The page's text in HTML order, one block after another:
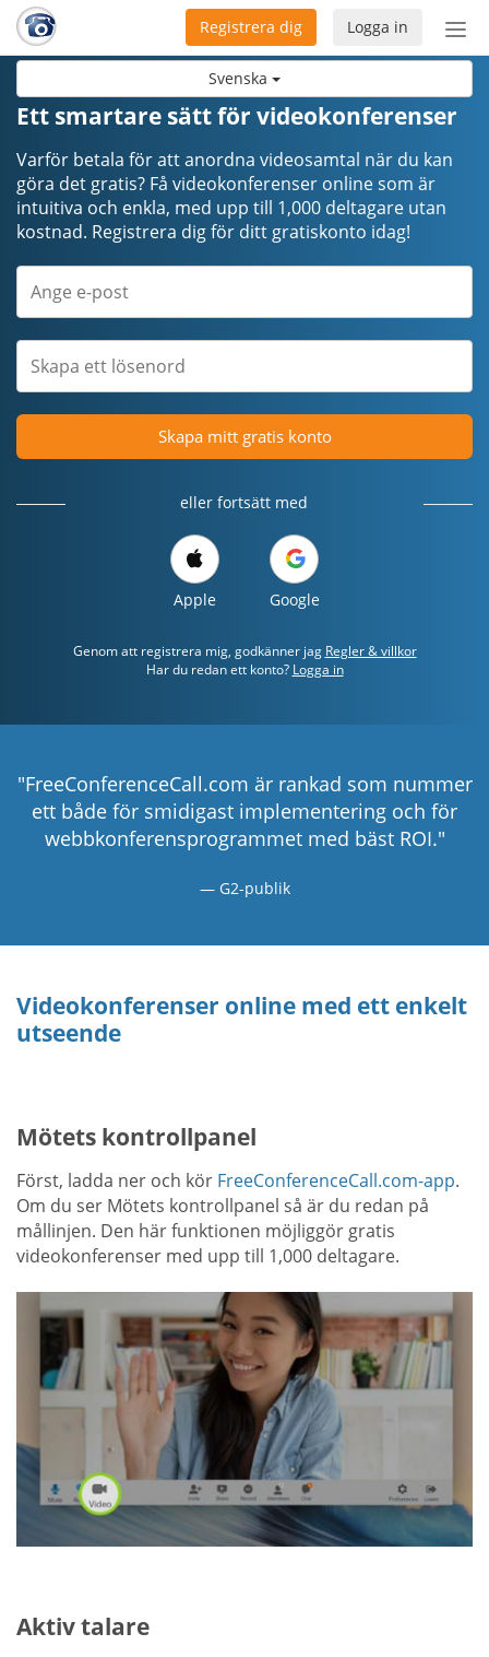
Svenska
Logga in
Registrera dig
Ett smartare sätt för videokonferenser
Varför betala för att anordna videosamtal när du kan
göra det gratis? Få videokonferenser online som är
intuitiva och enkla, med upp till 1,000 deltagare utan
kostnad. Registrera dig för ditt gratiskonto idag!
Skapa mitt gratis konto
eller fortsätt med
Apple Google
Genom att registrera mig, godkänner jag Regler & villkor
Har du redan ett konto? Logga in
"FreeConferenceCall.com är rankad som nummer
ett både för smidigast implementering och för
webbkonferensprogrammet med bäst ROI."
G2-publik
Videokonferenser online med ett enkelt
utseende
Mötets kontrollpanel
Först, ladda ner och kör FreeConferenceCall.com-app.
Om du ser Mötets kontrollpanel så är du redan på
mållinjen. Den här funktionen möjliggör gratis
videokonferenser med upp till 1,000 deltagare.
Aktiv talare